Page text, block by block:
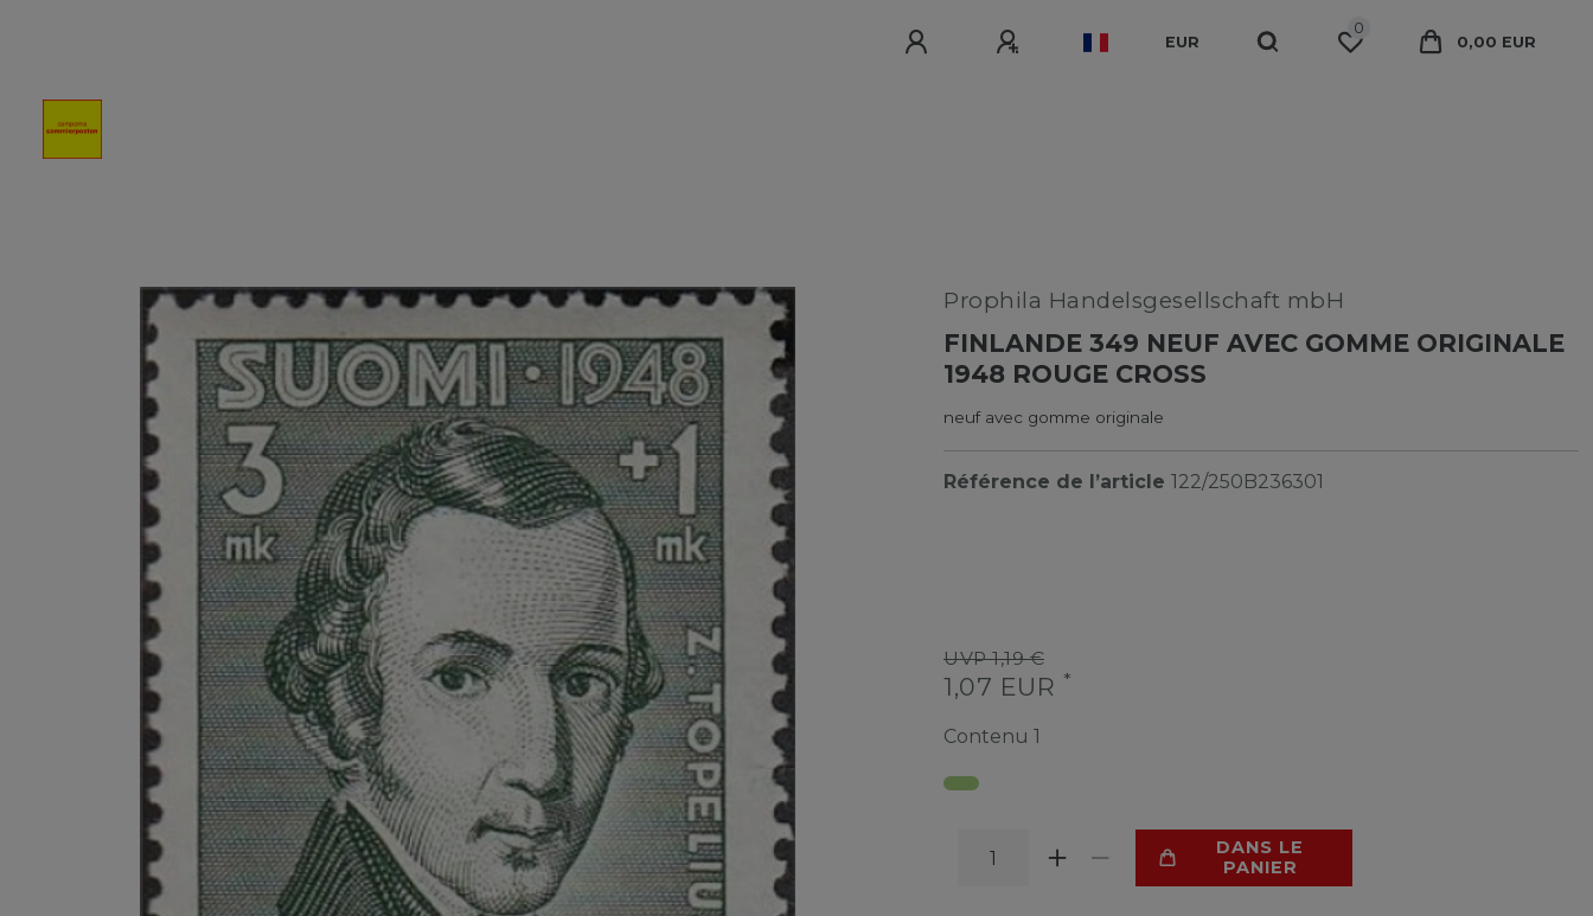
EUR
0
0,00 EUR
Prophila Handelsgesellschaft mbH
FINLANDE 349 NEUF AVEC GOMME ORIGINALE
1948 ROUGE CROSS
neuf avec gomme originale
Référence de l’article 122/250B236301
UVP 1,19 €
1,07 EUR *
Contenu 1
DANS LE
PANIER